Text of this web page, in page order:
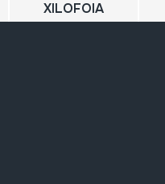
XILOFOIA